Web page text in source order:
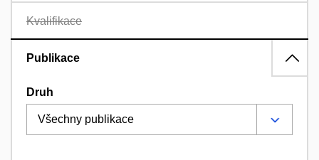
Kvalifikace
Publikace
Druh